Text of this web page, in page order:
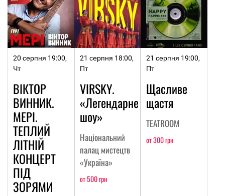
20 серпня 19:00,
Чт
ВІКТОР
ВИННИК.
МЕРІ.
ТЕПЛИЙ
ЛІТНІЙ
КОНЦЕРТ
ПІД
ЗОРЯМИ
21 серпня 18:00,
Пт
VIRSKY.
«Легендарне
шоу»
Національний
палац мистецтв
«Україна»
от 500 грн
21 серпня 19:00,
Пт
Щасливе
щастя
TEATROOM
от 300 грн